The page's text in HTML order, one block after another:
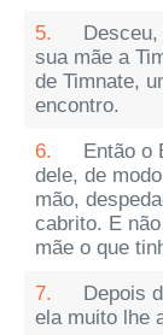
5.
sua mãe a
de Timnate,
encontro.
6.
Então o
dele, de
mão,
cabrito. E
mãe o que
7.
Depois
ela muito lhe